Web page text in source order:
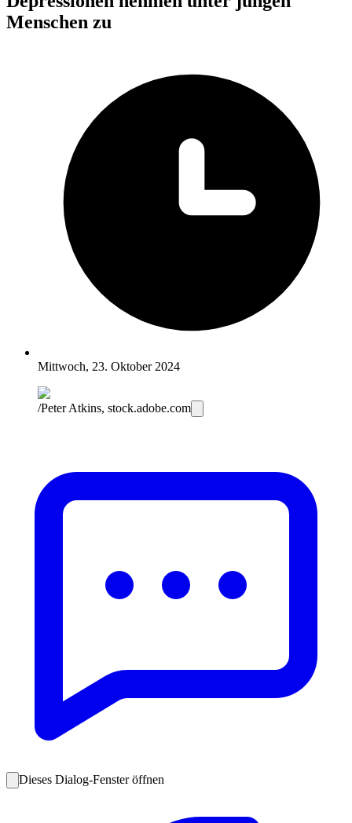
Menschen zu
Mittwoch, 23. Oktober 2024
/Peter Atkins, stock.adobe.com
Dieses Dialog-Fenster öffnen